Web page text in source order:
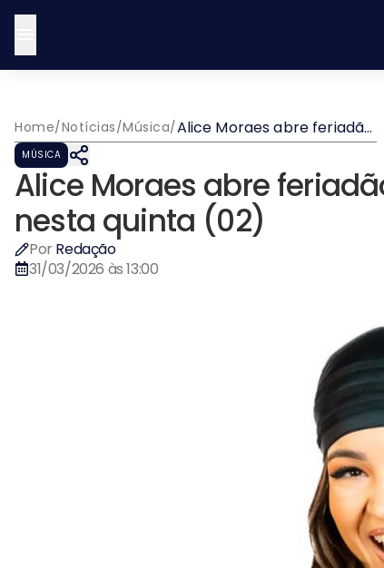
Home/Notícias/Música/Alice Moraes abre feriadão
com show em Salvador
MÚSICA
Alice Moraes abre
nesta quinta (02)
Por Redação
31/03/2026 às 13:00